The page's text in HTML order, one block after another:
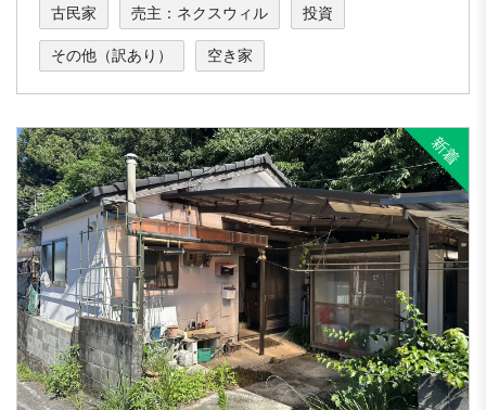
古民家 売主：ネクスウィル 投資
その他（訳あり） 空き家